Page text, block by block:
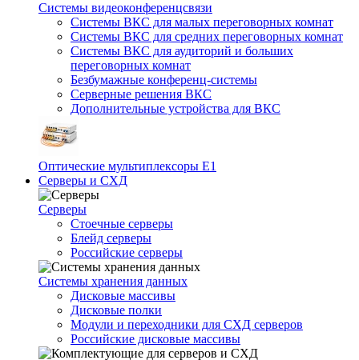
Системы видеоконференцсвязи
Системы ВКС для малых переговорных комнат
Системы ВКС для средних переговорных комнат
Системы ВКС для аудиторий и больших
переговорных комнат
Безбумажные конференц-системы
Серверные решения ВКС
Дополнительные устройства для ВКС
Оптические мультиплексоры Е1
Серверы и СХД
Серверы
Стоечные серверы
Блейд серверы
Российские серверы
Системы хранения данных
Дисковые массивы
Дисковые полки
Модули и переходники для СХД серверов
Российские дисковые массивы